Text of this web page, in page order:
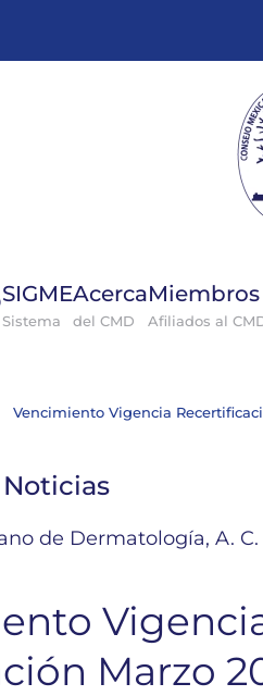
SIGME
Sistema
Acerca
del CMD
Miembros
Afiliados al
Vencimiento Vigencia
Noticias
de Dermatología, A. C.
Marzo